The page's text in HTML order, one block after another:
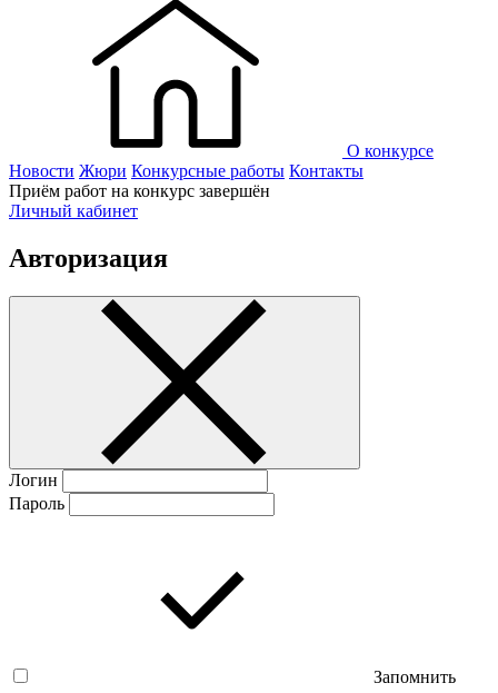
О конкурсе
Новости Жюри Конкурсные работы Контакты
Приём работ на конкурс завершён
Личный кабинет
Авторизация
Логин
Пароль
Запомнить